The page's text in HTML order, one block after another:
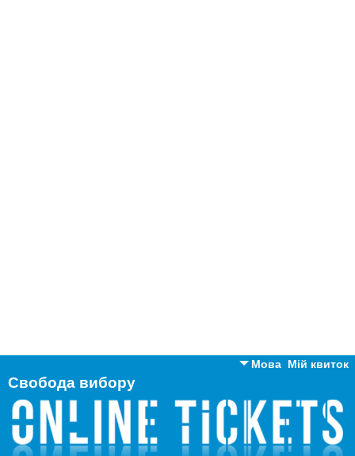
Мій квиток
Мова
Англійська
Російська
Свобода вибору